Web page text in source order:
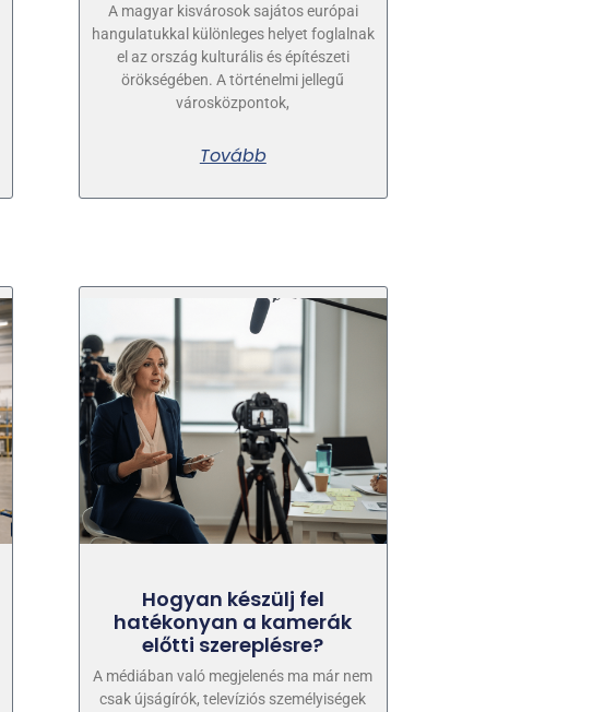
A magyar kisvárosok sajátos európai
hangulatukkal különleges helyet foglalnak
el az ország kulturális és építészeti
örökségében. A történelmi jellegű
városközpontok,
Tovább
Hogyan készülj fel
hatékonyan a kamerák
előtti szereplésre?
A médiában való megjelenés ma már nem
csak újságírók, televíziós személyiségek